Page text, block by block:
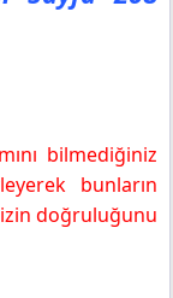
bilmediğiniz
bunların
doğruluğunu